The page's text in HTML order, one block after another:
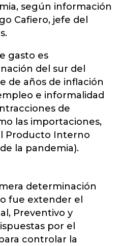
según información
Cafiero, jefe del
gasto es
del sur del
de años de inflación
e informalidad
de
las importaciones,
Producto Interno
la pandemia).
determinación
fue extender el
Preventivo y
por el
controlar la